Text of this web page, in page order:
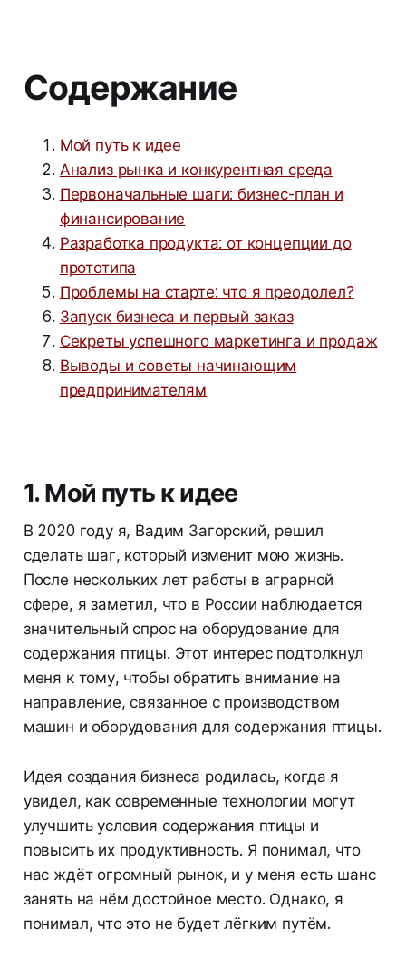
Содержание
Мой путь к идее
Анализ рынка и конкурентная среда
Первоначальные шаги: бизнес-план и
финансирование
Разработка продукта: от концепции до
прототипа
Проблемы на старте: что я преодолел?
Запуск бизнеса и первый заказ
Секреты успешного маркетинга и продаж
Выводы и советы начинающим
предпринимателям
1. Мой путь к идее
В 2020 году я, Вадим Загорский, решил
сделать шаг, который изменит мою жизнь.
После нескольких лет работы в аграрной
сфере, я заметил, что в России наблюдается
значительный спрос на оборудование для
содержания птицы. Этот интерес подтолкнул
меня к тому, чтобы обратить внимание на
направление, связанное с производством
машин и оборудования для содержания птицы.
Идея создания бизнеса родилась, когда я
увидел, как современные технологии могут
улучшить условия содержания птицы и
повысить их продуктивность. Я понимал, что
нас ждёт огромный рынок, и у меня есть шанс
занять на нём достойное место. Однако, я
понимал, что это не будет лёгким путём.